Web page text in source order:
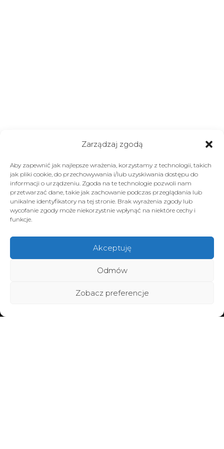
Zarządzaj zgodą
Aby zapewnić jak najlepsze wrażenia, korzystamy z technologii, takich
jak pliki cookie, do przechowywania i/lub uzyskiwania dostępu do
informacji o urządzeniu. Zgoda na te technologie pozwoli nam
przetwarzać dane, takie jak zachowanie podczas przeglądania lub
unikalne identyfikatory na tej stronie. Brak wyrażenia zgody lub
wycofanie zgody może niekorzystnie wpłynąć na niektóre cechy i
funkcje.
Akceptuję
Odmów
Zobacz preferencje